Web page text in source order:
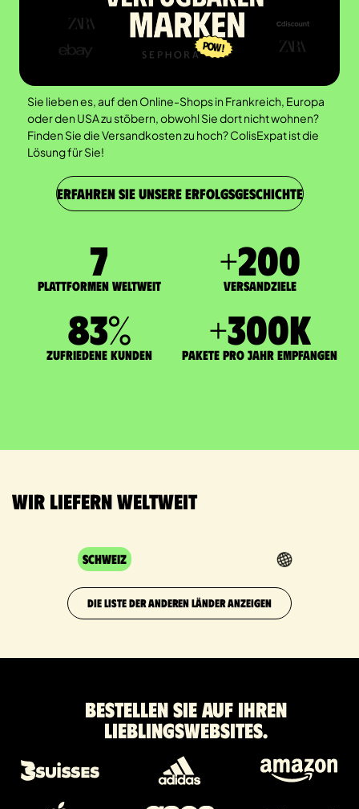
Sie lieben es, auf den Online-Shops in Frankreich, Europa
oder den USA zu stöbern, obwohl Sie dort nicht wohnen?
Finden Sie die Versandkosten zu hoch? ColisExpat ist die
Lösung für Sie!
ERFAHREN SIE UNSERE ERFOLGSGESCHICHTE
7
Plattformen weltweit
+200
Versandziele
83%
zufriedene Kunden
+300K
Pakete pro Jahr empfangen
Wir liefern weltweit
Schweiz
DIE LISTE DER ANDEREN LÄNDER ANZEIGEN
Bestellen Sie auf Ihren
Lieblingswebsites.